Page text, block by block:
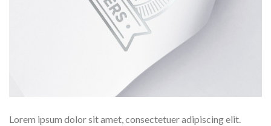
Lorem ipsum dolor sit amet, consectetuer adipiscing elit.